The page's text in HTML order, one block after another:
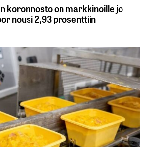
koronnosto on markkinoille jo
nousi 2,93 prosenttiin